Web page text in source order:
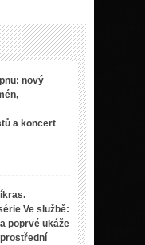
nový
a koncert
Ve službě:
poprvé ukáže